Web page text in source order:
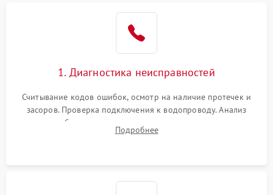
1700 ₽
циркуляционным насосом
2100 ₽ Подробнее →
1. Диагностика неисправностей
Считывание кодов ошибок, осмотр на наличие протечек и
засоров. Проверка подключения к водопроводу. Анализ
жалоб на отсутствие слива, нагрева, вращения
разбрызгивателей или срабатывание системы защиты
Подробнее